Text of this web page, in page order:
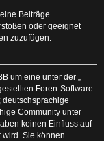
Beiträge
oder geeignet
zuzufügen.
um eine unter der „
Foren-Software
deutschsprachige
Community unter
keinen Einfluss auf
wird. Sie können